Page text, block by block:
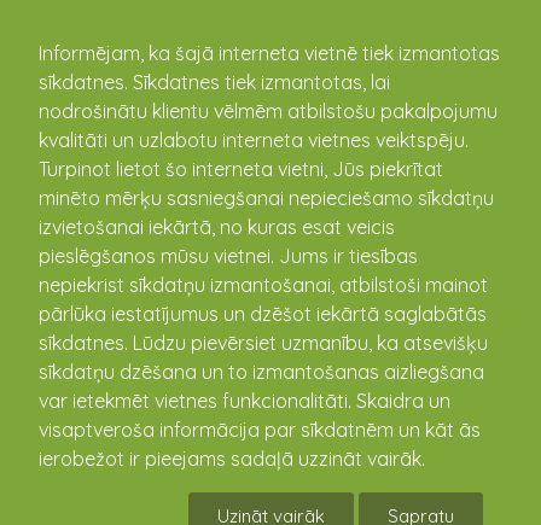
Informējam, ka šajā interneta vietnē tiek izmantotas
sīkdatnes. Sīkdatnes tiek izmantotas, lai
nodrošinātu klientu vēlmēm atbilstošu pakalpojumu
kvalitāti un uzlabotu interneta vietnes veiktspēju.
Turpinot lietot šo interneta vietni, Jūs piekrītat
minēto mērķu sasniegšanai nepieciešamo sīkdatņu
izvietošanai iekārtā, no kuras esat veicis
pieslēgšanos mūsu vietnei. Jums ir tiesības
nepiekrist sīkdatņu izmantošanai, atbilstoši mainot
pārlūka iestatījumus un dzēšot iekārtā saglabātās
sīkdatnes. Lūdzu pievērsiet uzmanību, ka atsevišķu
sīkdatņu dzēšana un to izmantošanas aizliegšana
var ietekmēt vietnes funkcionalitāti. Skaidra un
visaptveroša informācija par sīkdatnēm un kāt ās
ierobežot ir pieejams sadaļā uzzināt vairāk.
Uzināt vairāk Sapratu
kandava.lv
PASĀKUMU
KALENDĀRS
Krāsas, koks, kauls, prasmes
un veiksme "Uzspēlēsim"